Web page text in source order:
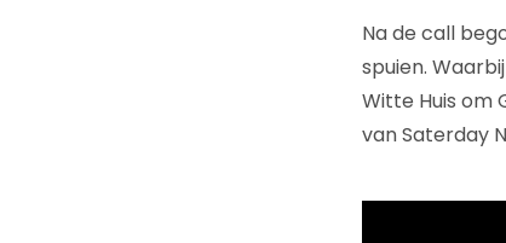
Na de call
spuien.
Witte Huis om
van Saterday